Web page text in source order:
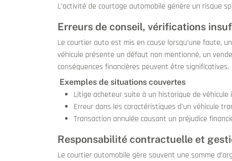
L’activité de courtage automobile génère un risque
Erreurs de conseil, vérifications
Le courtier auto est mis en cause lorsqu’une faute,
véhicule présente un défaut non mentionné, un
conséquences financières peuvent être significatives.
Exemples de situations couvertes
Litige acheteur suite à un historique de
Erreur dans les caractéristiques d’un véhicule
Transaction annulée causant un préjudice
Responsabilité contractuelle et
Le courtier automobile gère souvent une somme